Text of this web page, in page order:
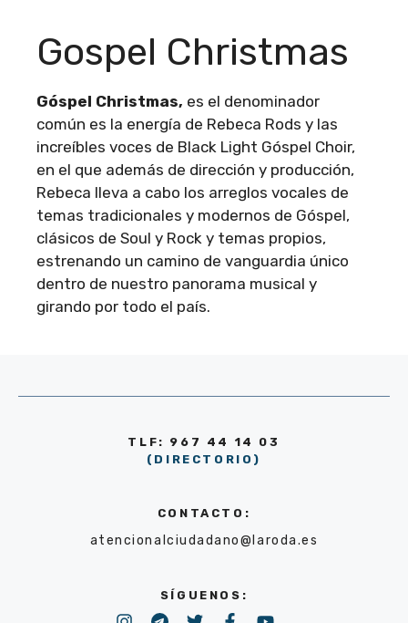
Gospel Christmas
Góspel Christmas, es el denominador
común es la energía de Rebeca Rods y las
increíbles voces de Black Light Góspel Choir,
en el que además de dirección y producción,
Rebeca lleva a cabo los arreglos vocales de
temas tradicionales y modernos de Góspel,
clásicos de Soul y Rock y temas propios,
estrenando un camino de vanguardia único
dentro de nuestro panorama musical y
girando por todo el país.
TLF: 967 44 14 03
(DIRECTORIO)
CONTACTO:
atencionalciudadano@laroda.es
SÍGUENOS: